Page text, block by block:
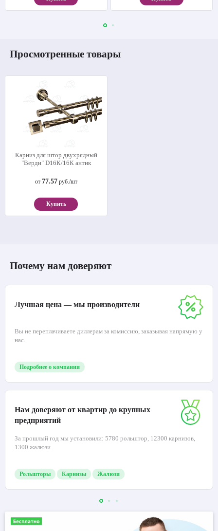
Просмотренные товары
Карниз для штор двухрядный
"Верди" D16К/16К антик
от 77.57руб./шт
Купить
Почему нам доверяют
Лучшая цена — мы производители
Вы не переплачиваете диллерам за комиссию, заказывая напрямую у
нас.
Подробнее о компании
Нам доверяют от квартир до крупных
предприятий
За прошлый год мы установили: 5780 рольштор, 12300 карнизов,
1300 жалюзи.
Рольшторы Карнизы Жалюзи